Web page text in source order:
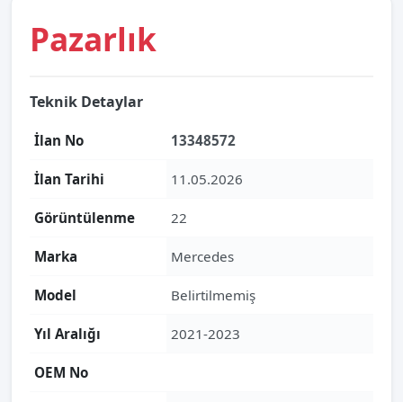
Pazarlık
Teknik Detaylar
İlan No 13348572
İlan Tarihi 11.05.2026
Görüntülenme 22
Marka Mercedes
Model Belirtilmemiş
Yıl Aralığı 2021-2023
OEM No